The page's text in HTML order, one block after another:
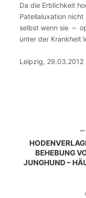
Da die Erblichkeit
Patellaluxation
selbst wenn sie –
unter der Krankheit
Leipzig,
BEHEBUNG
JUNGHUND –